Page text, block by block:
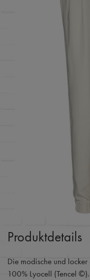
Produktdetails
Die modische und locker
100% Lyocell (Tencel